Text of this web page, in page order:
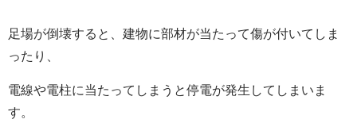
足場が倒壊すると、建物に部材が当たって傷が付いてしま
ったり、
電線や電柱に当たってしまうと停電が発生してしまいま
す。